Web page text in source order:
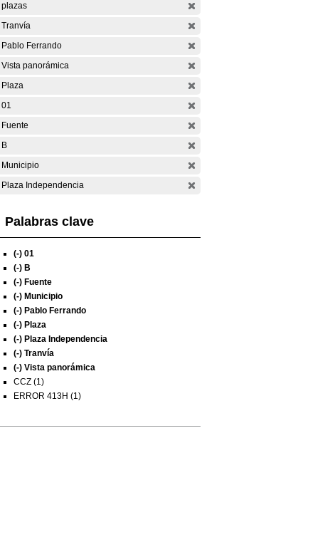
plazas
Tranvía
Pablo Ferrando
Vista panorámica
Plaza
01
Fuente
B
Municipio
Plaza Independencia
Palabras clave
(-) 01
(-) B
(-) Fuente
(-) Municipio
(-) Pablo Ferrando
(-) Plaza
(-) Plaza Independencia
(-) Tranvía
(-) Vista panorámica
CCZ (1)
ERROR 413H (1)